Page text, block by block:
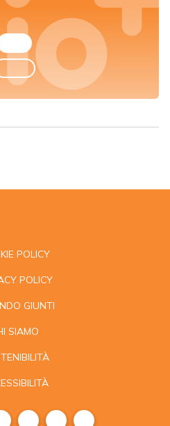
POLICY
POLICY
GIUNTI
SIAMO